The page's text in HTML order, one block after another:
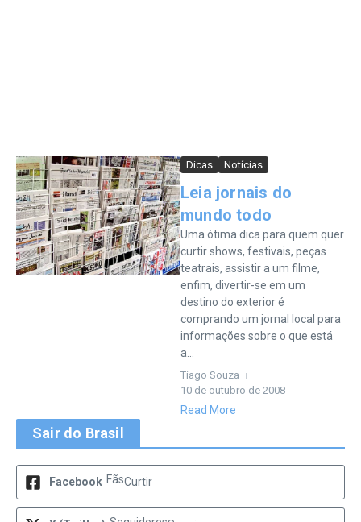
Dicas Notícias
Leia jornais do
mundo todo
Uma ótima dica para quem quer
curtir shows, festivais, peças
teatrais, assistir a um filme,
enfim, divertir-se em um
destino do exterior é
comprando um jornal local para
informações sobre o que está
a...
Tiago Souza
10 de outubro de 2008
Read More
Sair do Brasil
Facebook FãsCurtir